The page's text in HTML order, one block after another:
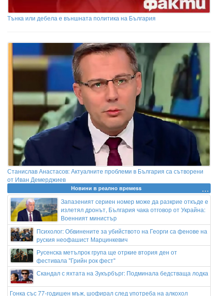
Тънка или дебела е външната политика на България
Станислав Анастасов: Актуалните проблеми в България са сътворени
от Иван Демерджиев
Новини в реално времеss
Запазеният сериен номер може да разкрие откъде е
излетял дронът, България чака отговор от Украйна:
Военният министър
Психолог: Обвинените за убийството на Георги са фенове на
руския неофашист Марцинкевич
Русенска метълрок група ще отркие втория ден от
фестивала "Грийн рок фест"
Скандал с яхтата на Зукърбърг: Подминала бедстваща лодка
Гонка със 77-годишен мъж, шофирал след употреба на алкохол